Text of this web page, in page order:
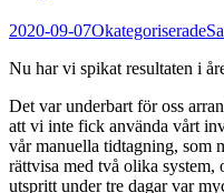
2020-09-07Okategoriserade
Nu har vi spikat resultaten i
Det var underbart för oss
att vi inte fick använda vårt
vår manuella tidtagning, som
rättvisa med två olika system,
utspritt under tre dagar var